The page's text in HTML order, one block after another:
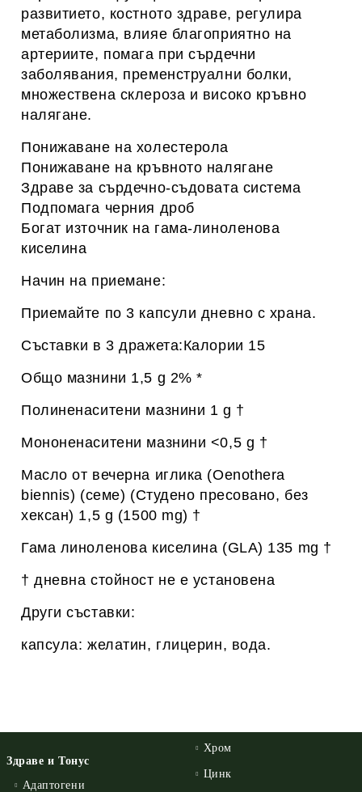
развитието, костното здраве, регулира
метаболизма, влияе благоприятно на
артериите, помага при сърдечни
заболявания, пременструални болки,
множествена склероза и високо кръвно
налягане.
Понижаване на холестерола
Понижаване на кръвното налягане
Здраве за сърдечно-съдовата система
Подпомага черния дроб
Богат източник на гама-линоленова
киселина
Начин на приемане:
Приемайте по 3 капсули дневно с храна.
Съставки в 3 дражета:Калории 15
Общо мазнини 1,5 g 2% *
Полиненаситени мазнини 1 g †
Мононенаситени мазнини <0,5 g †
Масло от вечерна иглика (Oenothera
biennis) (семе) (Студено пресовано, без
хексан) 1,5 g (1500 mg) †
Гама линоленова киселина (GLA) 135 mg †
† дневна стойност не е установена
Други съставки:
капсула: желатин, глицерин, вода.
Здраве и Тонус
Адаптогени
Хром
Цинк